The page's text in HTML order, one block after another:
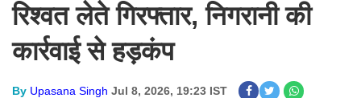
रिश्वत लेते गिरफ्तार, निगरानी की
कार्रवाई से हड़कंप
By Upasana Singh Jul 8, 2026, 19:23 IST